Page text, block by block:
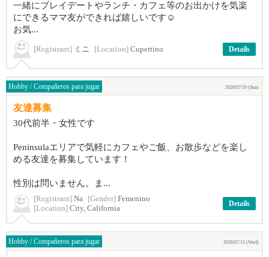
一緒にプレイデートやランチ・カフェ等のお出かけを気楽
にできるママ友ができれば嬉しいです☺️
お気...
[Registrant] ミニ [Location] Cupertino Details
Hobby / Compañeros para jugar 2026/07/19 (Sun)
友達募集
30代前半・女性です
Peninsulaエリアで気軽にカフェやご飯、お散歩などを楽し
める友達を募集しています！
性別は問いません。ま...
[Registrant] Na [Gender] Femenino
[Location] City, California
Details
Hobby / Compañeros para jugar 2026/07/15 (Wed)